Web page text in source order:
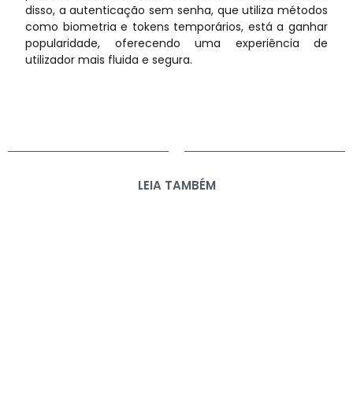
disso, a autenticação sem senha, que utiliza métodos
como biometria e tokens temporários, está a ganhar
popularidade, oferecendo uma experiência de
utilizador mais fluida e segura.
LEIA TAMBÉM